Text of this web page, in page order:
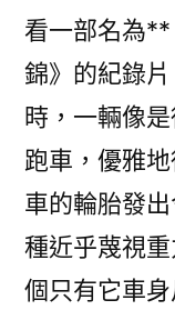
看一部名為
錦》的紀錄
時，一輛像
跑車，優雅
車的輪胎發
種近乎蔑視
個只有它車